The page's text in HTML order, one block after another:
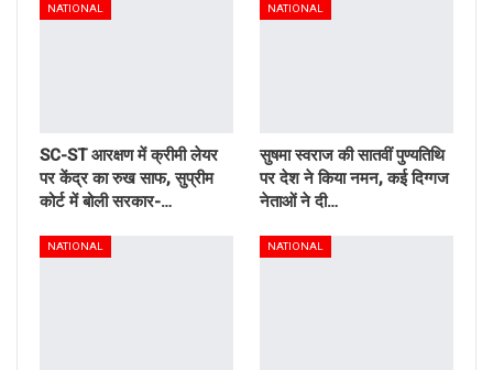
NATIONAL
SC-ST आरक्षण में क्रीमी लेयर
पर केंद्र का रुख साफ, सुप्रीम
कोर्ट में बोली सरकार-…
NATIONAL
सुषमा स्वराज की सातवीं पुण्यतिथि
पर देश ने किया नमन, कई दिग्गज
नेताओं ने दी…
NATIONAL NATIONAL